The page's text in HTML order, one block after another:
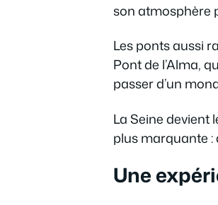
son atmosphère
Les ponts aussi
Pont de l’Alma,
passer d’un
La Seine devient
plus marquante
Une